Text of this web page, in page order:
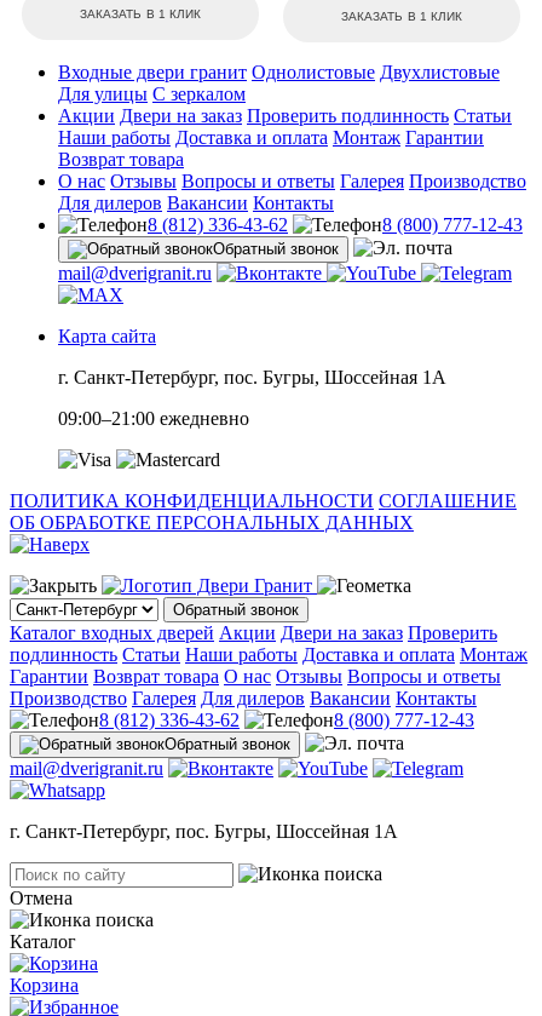
ЗАКАЗАТЬ В 1 КЛИК ЗАКАЗАТЬ В 1 КЛИК
Входные двери гранит Однолистовые Двухлистовые
Для улицы С зеркалом
Акции Двери на заказ Проверить подлинность Статьи
Наши работы Доставка и оплата Монтаж Гарантии
Возврат товара
О нас Отзывы Вопросы и ответы Галерея Производство
Для дилеров Вакансии Контакты
8 (812) 336-43-62
8 (800) 777-12-43
Обратный звонок
mail@dverigranit.ru
Карта сайта
г. Санкт-Петербург, пос. Бугры, Шоссейная 1А
09:00–21:00 ежедневно
ПОЛИТИКА КОНФИДЕНЦИАЛЬНОСТИ СОГЛАШЕНИЕ
ОБ ОБРАБОТКЕ ПЕРСОНАЛЬНЫХ ДАННЫХ
Обратный звонок
Каталог входных дверей Акции Двери на заказ Проверить
подлинность Статьи Наши работы Доставка и оплата Монтаж
Гарантии Возврат товара О нас Отзывы Вопросы и ответы
Производство Галерея Для дилеров Вакансии Контакты
8 (812) 336-43-62
8 (800) 777-12-43
Обратный звонок
mail@dverigranit.ru
г. Санкт-Петербург, пос. Бугры, Шоссейная 1А
Отмена
Каталог
Корзина